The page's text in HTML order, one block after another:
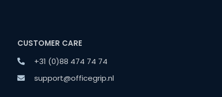
CUSTOMER CARE
+31 (0)88 474 74 74
support@officegrip.nl